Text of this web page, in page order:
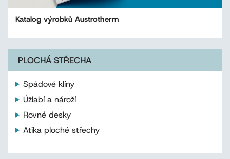
Katalog výrobků Austrotherm
PLOCHÁ STŘECHA
Spádové klíny
Úžlabí a nároží
Rovné desky
Atika ploché střechy